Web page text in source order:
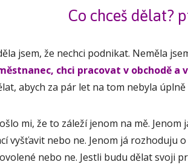
Co chceš dělat?
jsem, že nechci podnikat. Neměla
chci pracovat v obchodě a
abych za pár let na tom nebyla úplně
mi, že to záleží jenom na mě.
vyšťavit nebo ne. Jenom já rozhoduju
nebo ne. Jestli budu dělat svoji